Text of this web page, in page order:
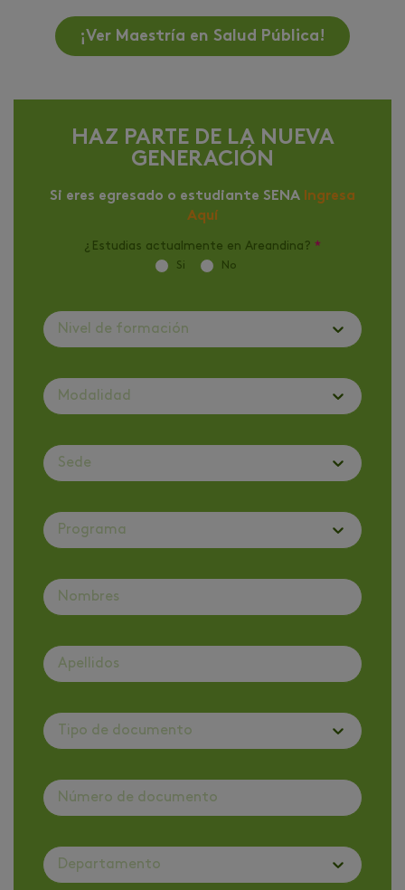
¡Ver Maestría en Salud Pública!
HAZ PARTE DE LA NUEVA
GENERACIÓN
Si eres egresado o estudiante SENA Ingresa
Aquí
¿Estudias actualmente en Areandina? *
Si No
Nivel de formación
Modalidad
Sede
Programa
Tipo de documento
Departamento